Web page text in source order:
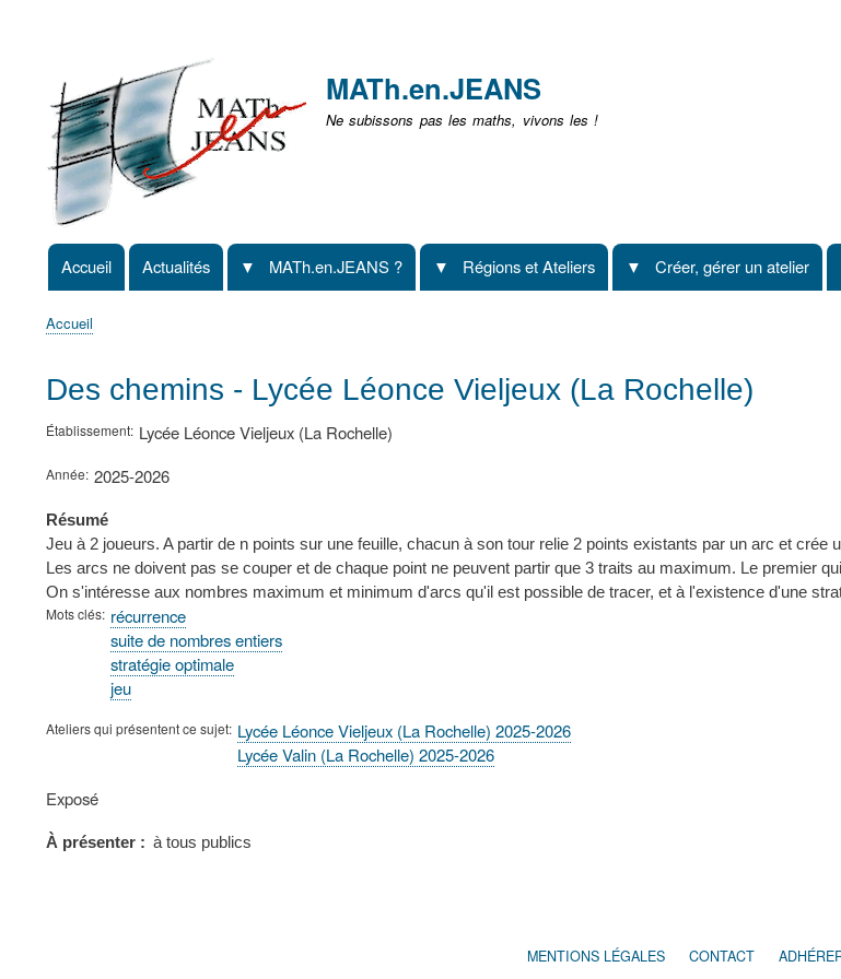
non
identifié
MATh.en.JEANS
Ne subissons pas les maths, vivons les !
Navigation
principale
Accueil Actualités MATh.en.JEANS ? Régions et Ateliers Créer, gérer un atelier
d'Ariane
Accueil
Des chemins - Lycée Léonce Vieljeux (La Rochelle)
Établissement Lycée Léonce Vieljeux (La Rochelle)
Année 2025-2026
Résumé
Jeu à 2 joueurs. A partir de n points sur une feuille, chacun à son tour relie 2 points existants par un arc et crée
Les arcs ne doivent pas se couper et de chaque point ne peuvent partir que 3 traits au maximum. Le premier
On s'intéresse aux nombres maximum et minimum d'arcs qu'il est possible de tracer, et à l'existence d'une
Mots clés récurrence
suite de nombres entiers
stratégie optimale
jeu
Ateliers qui présentent ce sujet Lycée Léonce Vieljeux (La Rochelle) 2025-2026
Lycée Valin (La Rochelle) 2025-2026
Type
présentation
Exposé
À présenter à tous publics
MENTIONS LÉGALES CONTACT